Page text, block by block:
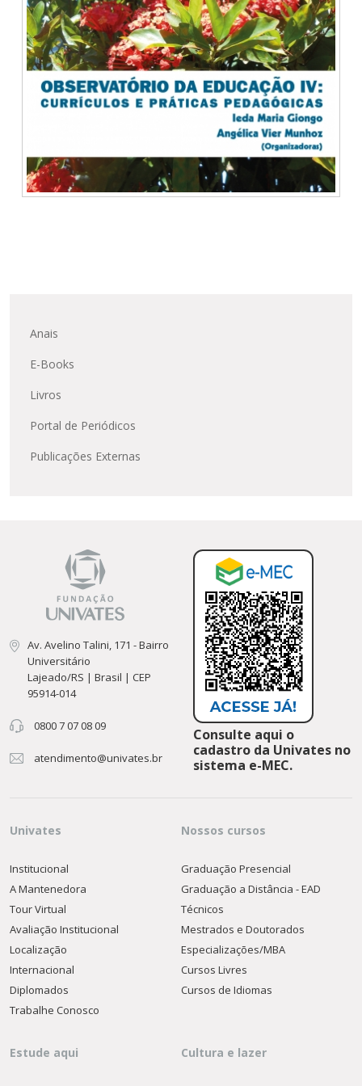
Anais
E-Books
Livros
Portal de Periódicos
Publicações Externas
Av. Avelino Talini, 171 - Bairro
Universitário
Lajeado/RS | Brasil | CEP
95914-014
0800 7 07 08 09
atendimento@univates.br
Consulte aqui o
cadastro da Univates no
sistema e-MEC.
Univates
Institucional
A Mantenedora
Tour Virtual
Avaliação Institucional
Localização
Internacional
Diplomados
Trabalhe Conosco
Nossos cursos
Graduação Presencial
Graduação a Distância - EAD
Técnicos
Mestrados e Doutorados
Especializações/MBA
Cursos Livres
Cursos de Idiomas
Estude aqui Cultura e lazer